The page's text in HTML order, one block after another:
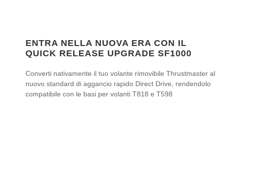
ENTRA NELLA NUOVA ERA CON IL
QUICK RELEASE UPGRADE SF1000
Converti nativamente il tuo volante rimovibile Thrustmaster al
nuovo standard di aggancio rapido Direct Drive, rendendolo
compatibile con le basi per volanti T818 e T598